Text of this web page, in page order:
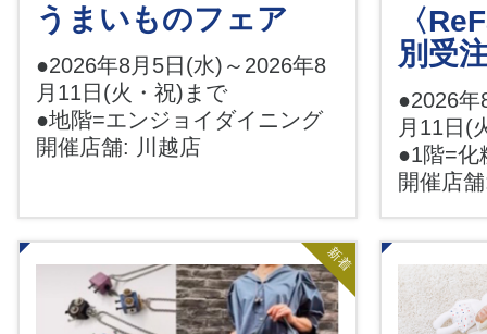
うまいものフェア
●2026年8月5日(水)～2026年8
月11日(火・祝)まで
●地階=エンジョイダイニング
開催店舗: 川越店
〈
別受
●2026年
月11日(
●1階=化
開催店
新着